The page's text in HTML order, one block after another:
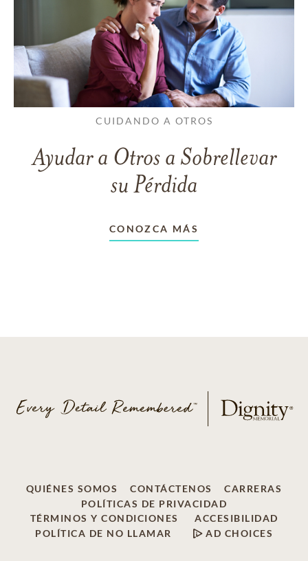
CUIDANDO A OTROS
Ayudar a Otros a Sobrellevar
su Pérdida
CONOZCA MÁS
QUIÉNES SOMOS CONTÁCTENOS
CARRERAS
POLÍTICAS DE PRIVACIDAD
TÉRMINOS Y CONDICIONES
ACCESIBILIDAD
POLÍTICA DE NO LLAMAR
AD CHOICES